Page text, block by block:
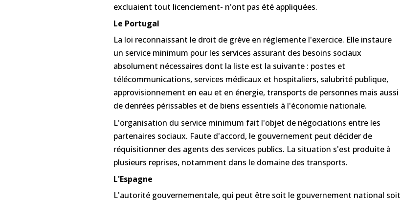
excluaient tout licenciement- n'ont pas été appliquées.
Le Portugal
La loi reconnaissant le droit de grève en réglemente l'exercice. Elle instaure
un service minimum pour les services assurant des besoins sociaux
absolument nécessaires dont la liste est la suivante : postes et
télécommunications, services médicaux et hospitaliers, salubrité publique,
approvisionnement en eau et en énergie, transports de personnes mais aussi
de denrées périssables et de biens essentiels à l'économie nationale.
L'organisation du service minimum fait l'objet de négociations entre les
partenaires sociaux. Faute d'accord, le gouvernement peut décider de
réquisitionner des agents des services publics. La situation s'est produite à
plusieurs reprises, notamment dans le domaine des transports.
L'Espagne
L'autorité gouvernementale, qui peut être soit le gouvernement national soit